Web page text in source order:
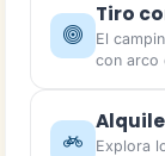
Tiro
El
con arco
Explora